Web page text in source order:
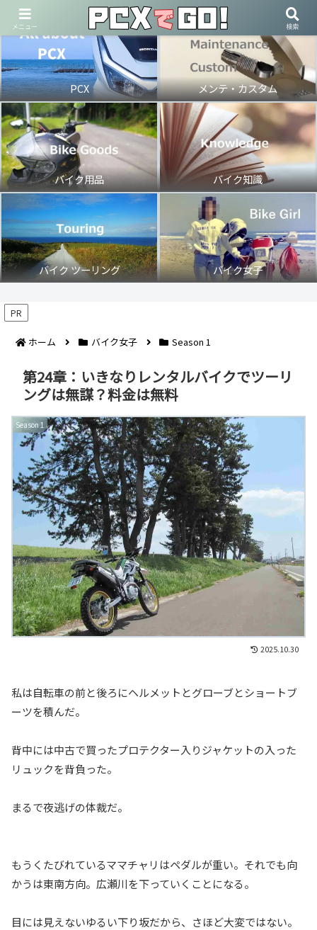
PCX メンテ・カスタム
バイク用品 バイク知識
バイク ツーリング バイク女子
PR
ホーム バイク女子 Season 1
第24章：いきなりレンタルバイクでツーリ
ングは無謀？料金は無料
Season 1
2025.10.30
私は自転車の前と後ろにヘルメットとグローブとショートブ
ーツを積んだ。
背中には中古で買ったプロテクター入りジャケットの入った
リュックを背負った。
まるで夜逃げの体裁だ。
もうくたびれているママチャリはペダルが重い。それでも向
かうは東南方向。広瀬川を下っていくことになる。
目には見えないゆるい下り坂だから、さほど大変ではない。
メニュー 検索